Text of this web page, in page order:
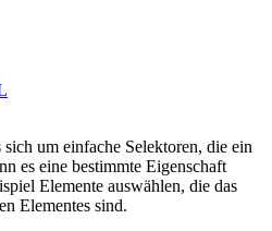
sich um einfache Selektoren, die ein
es eine bestimmte Eigenschaft
Elemente auswählen, die das
Elementes sind.